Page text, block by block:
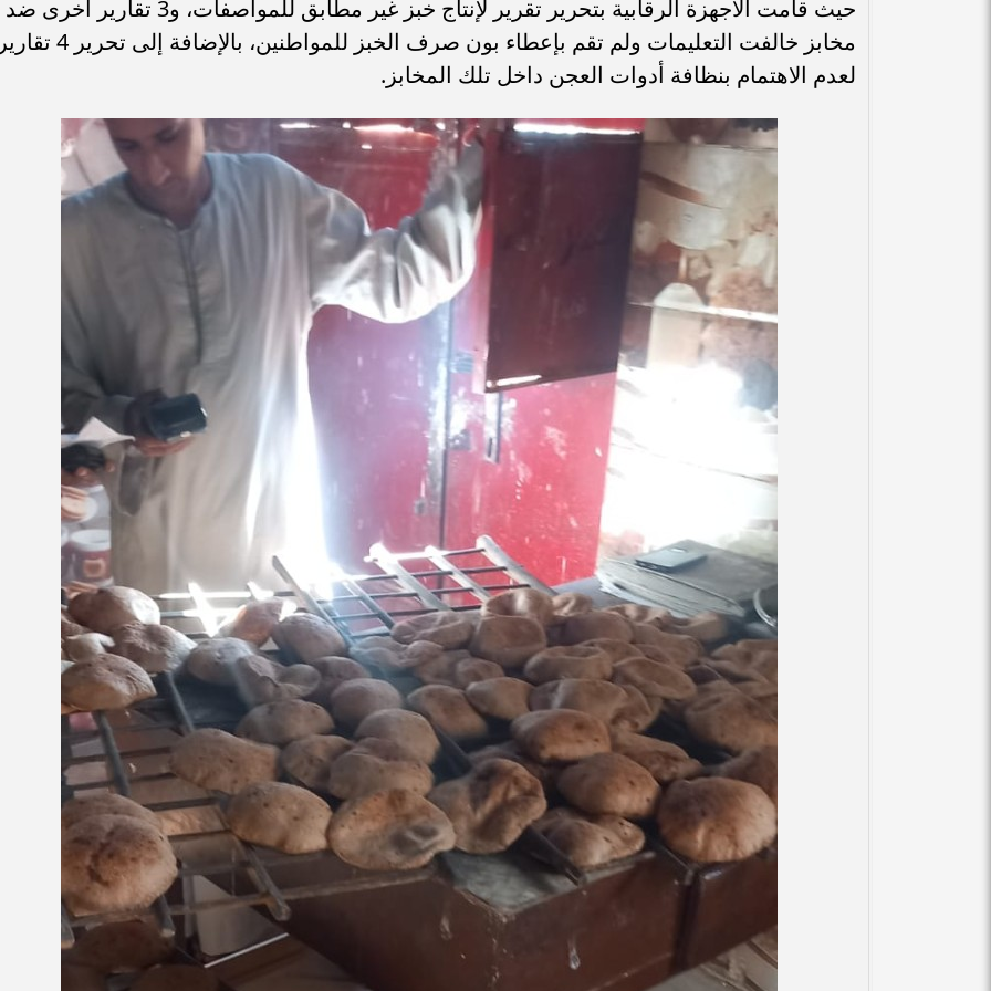
حيث قامت الأجهزة الرقابية بتحرير تقرير لإنتاج خبز غير مطابق للمواصفات، و3 تقارير أخرى ضد
مخابز خالفت التعليمات ولم تقم بإعطاء بون صرف الخبز للمواطنين، بالإضافة إلى
لعدم الاهتمام بنظافة أدوات العجن داخل تلك المخابز.